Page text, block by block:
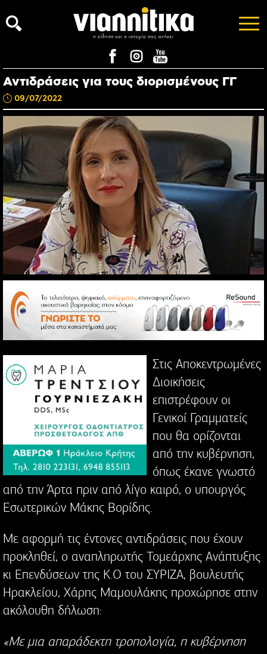
Αντιδράσεις για τους διορισμένους ΓΓ
09/07/2022
Στις Αποκεντρωμένες
Διοικήσεις
επιστρέφουν οι
Γενικοί Γραμματείς
που θα ορίζονται
από την κυβέρνηση,
όπως έκανε γνωστό
από την Άρτα πριν από λίγο καιρό, ο υπουργός
Εσωτερικών Μάκης Βορίδης.
Με αφορμή τις έντονες αντιδράσεις που έχουν
προκληθεί, ο αναπληρωτής Τομεάρχης Ανάπτυξης
κι Επενδύσεων της Κ.Ο του ΣΥΡΙΖΑ, βουλευτής
Ηρακλείου, Χάρης Μαμουλάκης προχώρησε στην
ακόλουθη δήλωση:
«Με μια απαράδεκτη τροπολογία, η κυβέρνηση